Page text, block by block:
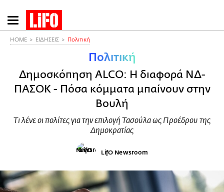
Παράκαμψη
προς
HOME ΕΙΔΗΣΕΙΣ Πολιτική
Πολιτική
Δημοσκόπηση ALCO: Η διαφορά ΝΔ-
ΠΑΣΟΚ - Πόσα κόμματα μπαίνουν στην
Βουλή
Τι λένε οι πολίτες για την επιλογή Τασούλα ως Προέδρου της
Δημοκρατίας
LifO Newsroom